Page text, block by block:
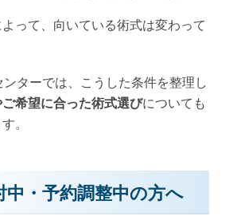
って、向いている術式は変わって
ターでは、こうした条件を整理し
ご希望に合った術式選びについても
。
・予約調整中の方へ